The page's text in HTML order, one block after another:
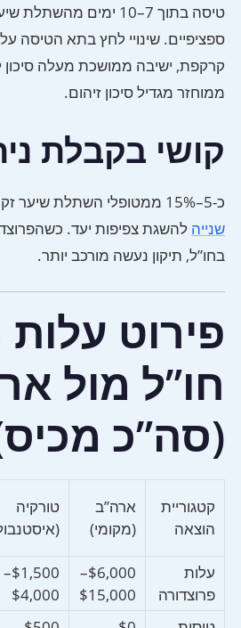
טיסה בתוך 7–10 ימים
ספציפיים. שינויי לחץ בתא הטיסה
קרקפת, ישיבה ממושכת מעלה סיכון
ממוחזר מגדיל סיכון זיהום.
קושי בקבלת
כ-5–15% ממטופלי השתלת שיער זקוקים ל
שנייה להשגת צפיפות יעד.
בחו”ל, תיקון נעשה מורכב יותר.
פירוט
חו”ל מול
(סה”כ
קטגוריית
הוצאה
ארה”ב
(מקומי)
טורקיה
עלות
פרוצדורה
$6,000–
$15,000
$1,500–
$4,000